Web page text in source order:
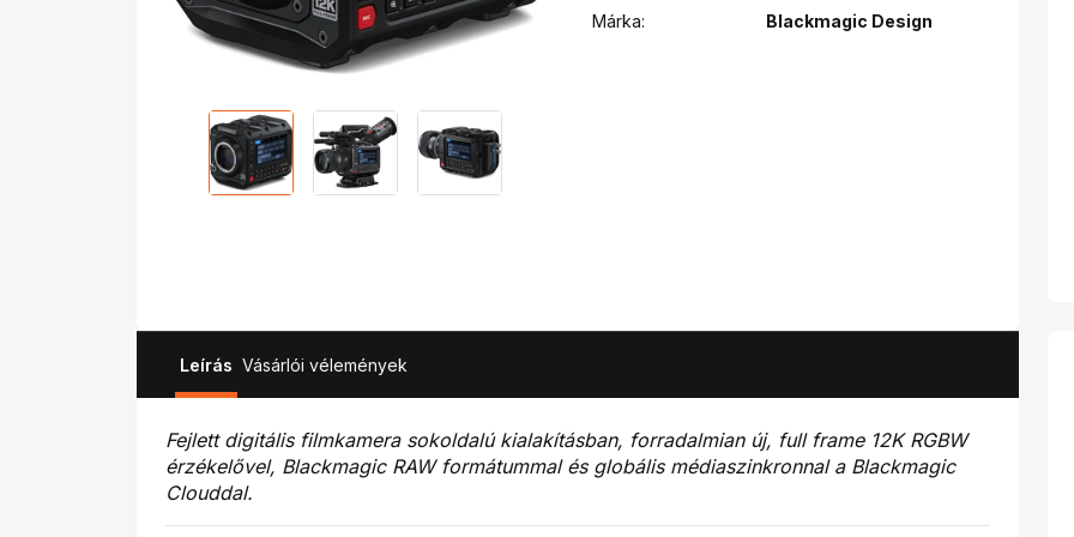
Márka:
Blackmagic Design
Leírás Vásárlói vélemények
Fejlett digitális filmkamera sokoldalú kialakításban, forradalmian új, full frame 12K RGBW
érzékelővel, Blackmagic RAW formátummal és globális médiaszinkronnal a Blackmagic
Clouddal.